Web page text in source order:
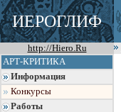
ИЕРОГЛИФ
http://Hiero.Ru
АРТ-КРИТИКА
Информация
Конкурсы
Работы